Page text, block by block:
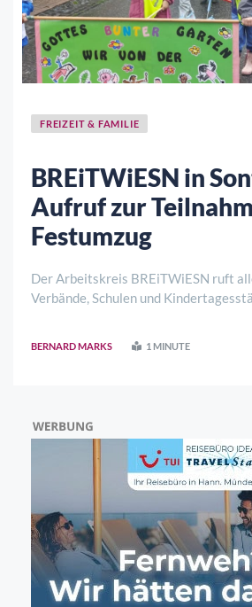
FREIZEIT & FAMILIE
BREiTWiESN in
Aufruf zur
Festumzug
Der Arbeitskreis BREiTWiESN ruft
Verbände, Schulen und
statt. Der Festumzug ist jedes Jahr
BERNARD MARKS 1 MINUTE